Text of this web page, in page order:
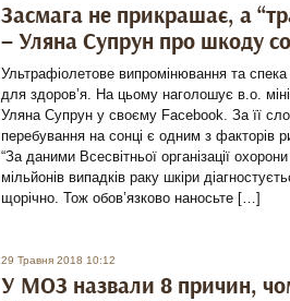
Засмага не прикрашає, а
– Уляна Супрун про шкоду
Ультрафіолетове випромінювання та
для здоров’я. На цьому наголошує в.о.
Уляна Супрун у своєму Facebook. За її
перебування на сонці є одним з факторів
“За даними Всесвітньої організації
мільйонів випадків раку шкіри
щорічно. Тож обов’язково наносьте […]
29 Травня 2018 10:12
У МОЗ назвали 8 причин,